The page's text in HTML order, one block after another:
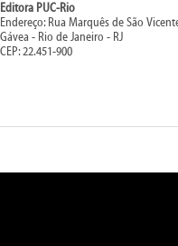
Editora PUC-Rio
Endereço: Rua Marquês de São
Gávea - Rio de Janeiro - RJ
CEP: 22.451-900